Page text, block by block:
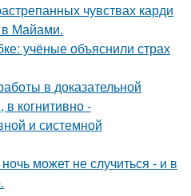
чувствах карди
в Майами.
учёные объяснили страх
в доказательной
в когнитивно -
и системной
может не случиться - и в